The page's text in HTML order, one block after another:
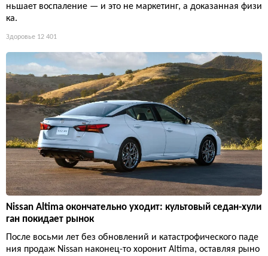
ньшает воспаление — и это не маркетинг, а доказанная физи
ка.
Здоровье 12 401
Nissan Altima окончательно уходит: культовый седан-хули
ган покидает рынок
После восьми лет без обновлений и катастрофического паде
ния продаж Nissan наконец-то хоронит Altima, оставляя рыно